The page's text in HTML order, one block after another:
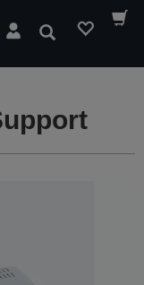
Suchen